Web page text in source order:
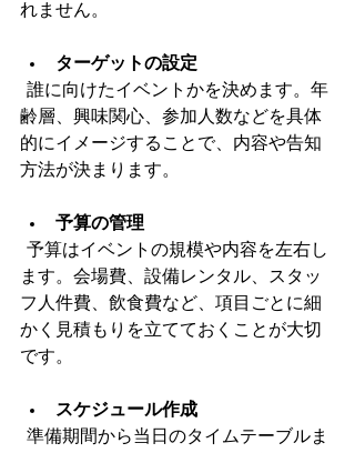
れません。
ターゲットの設定
齢層、興味関心、参加人数などを具体
的にイメージすることで、内容や告知
方法が決まります。
予算の管理
ます。会場費、設備レンタル、スタッ
フ人件費、飲食費など、項目ごとに細
かく見積もりを立てておくことが大切
です。
スケジュール作成